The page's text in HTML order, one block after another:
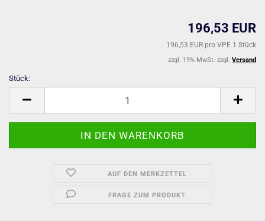
196,53 EUR
196,53 EUR pro VPE 1 Stück
zzgl. 19% MwSt. zzgl. Versand
Stück:
AUF DEN MERKZETTEL
FRAGE ZUM PRODUKT